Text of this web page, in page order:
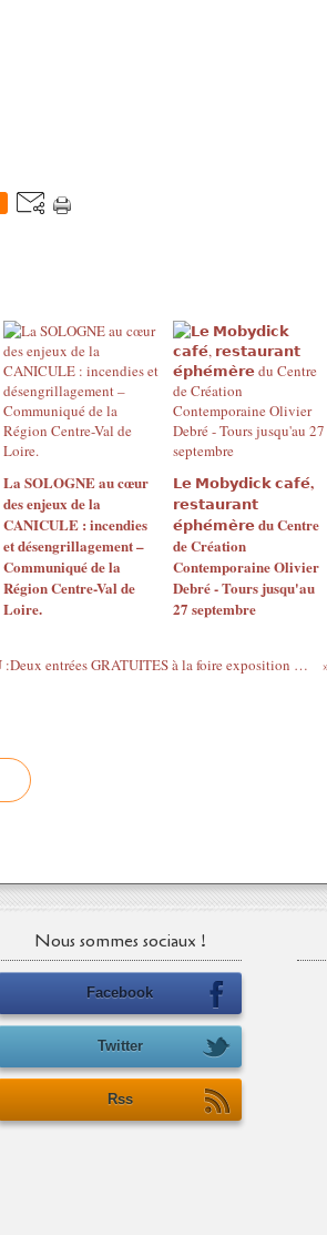
La SOLOGNE au cœur
des enjeux de la
CANICULE : incendies
et désengrillagement –
Communiqué de la
Région Centre-Val de
Loire.
𝗟𝗲 𝗠𝗼𝗯𝘆𝗱𝗶𝗰𝗸 𝗰𝗮𝗳𝗲́,
𝗿𝗲𝘀𝘁𝗮𝘂𝗿𝗮𝗻𝘁
𝗲́𝗽𝗵𝗲́𝗺𝗲̀𝗿𝗲 du Centre
de Création
Contemporaine Olivier
Debré - Tours jusqu'au
27 septembre
JEU :Deux entrées GRATUITES à la foire exposition d'Orléans
Nous sommes sociaux !
Facebook
Twitter
Rss